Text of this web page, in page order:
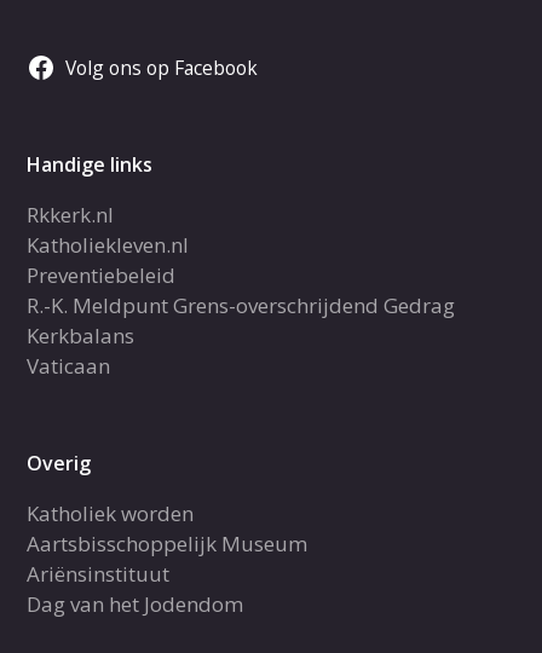
Volg ons op Facebook
Handige links
Rkkerk.nl
Katholiekleven.nl
Preventiebeleid
R.-K. Meldpunt Grens-overschrijdend Gedrag
Kerkbalans
Vaticaan
Overig
Katholiek worden
Aartsbisschoppelijk Museum
Ariënsinstituut
Dag van het Jodendom